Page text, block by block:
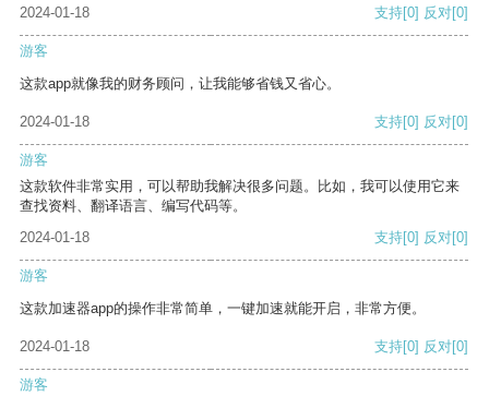
2024-01-18
支持[0] 反对[0]
游客
这款app就像我的财务顾问，让我能够省钱又省心。
2024-01-18 支持[0] 反对[0]
游客
这款软件非常实用，可以帮助我解决很多问题。比如，我可以使用它来
查找资料、翻译语言、编写代码等。
2024-01-18
支持[0] 反对[0]
游客
这款加速器app的操作非常简单，一键加速就能开启，非常方便。
2024-01-18 支持[0] 反对[0]
游客